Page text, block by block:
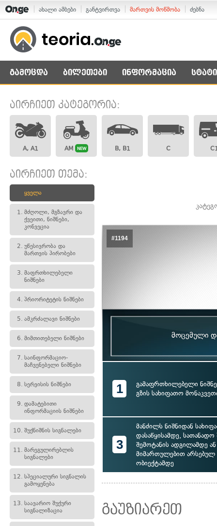
ახალი ამბები განტვირთვა მართვის მოწმობა ძებნა
გამოცდა ბილეთები ინფორმაცია
აირჩიეთ კატეგორია:
A, A1 AM NEW B, B1 C
აირჩიეთ თემა:
ყველა
1. მძღოლი, მგზავრი და
ქვეითი, ნიშნები,
კონვეცია
2. უწესივრობა და
მართვის პირობები
3. მაფრთხილებელი
ნიშნები
4. პრიორიტეტის ნიშნები
5. ამკრძალავი ნიშნები
6. მიმთითებელი ნიშნები
7. საინფორმაციო-
მაჩვენებელი ნიშნები
8. სერვისის ნიშნები
9. დამატებითი
ინფორმაციის ნიშნები
10. შუქნიშნის სიგნალები
11. მარეგულირებლის
სიგნალები
12. სპეციალური სიგნალის
გამოყენება
13. საავარიო შუქური
სიგნალიზაცია
#1194
მოცემული
1
გამაფრთხილებელი
გზის სახიფათო
3
მანძილს ნიშნიდან
დასაწყისამდე,
შემოტანის ადგილამდე
მიმართულებით არსებულ
ობიექტამდე
გაუზიარეთ